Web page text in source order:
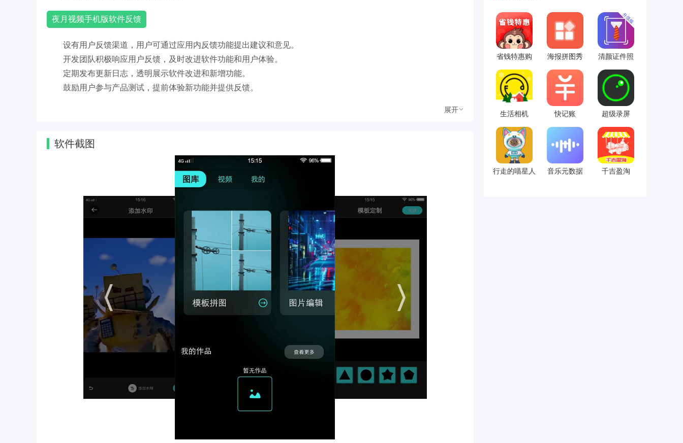
夜月视频手机版软件反馈
设有用户反馈渠道，用户可通过应用内反馈功能提出建议和意见。
开发团队积极响应用户反馈，及时改进软件功能和用户体验。
定期发布更新日志，透明展示软件改进和新增功能。
鼓励用户参与产品测试，提前体验新功能并提供反馈。
采用先进的视频编码技术，确保高清视频流畅播放。
优化内存管理，减少卡顿现象，提升软件运行效率。
设有网络诊断功能，帮助用户解决视频播放中的网络问题。
展开
软件截图
省钱特惠购 海报拼图秀 清颜证件照
生活相机 快记账 超级录屏
行走的喵星人 音乐元数据 千吉盈淘